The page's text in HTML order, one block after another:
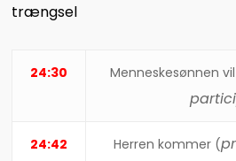
trængsel
24:30 Menneskesønnen
24:42 Herren kommer (